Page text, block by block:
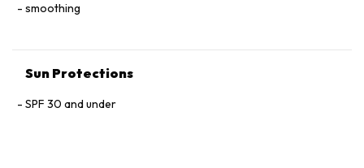
smoothing
Sun Protections
SPF 30 and under